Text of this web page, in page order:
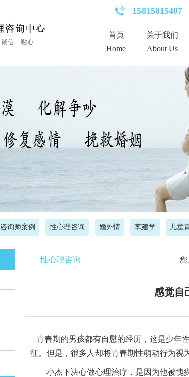
15815815407
首页
Home
关于我们
About Us
咨询师案例 性心理咨询 婚外情 李建学 儿童
性心理咨询 您
感觉自
青春期的男孩都有自慰的经历，这是少年
征。但是，很多人却将青春期性萌动行为视
小杰下决心做心理治疗，是因为他被愧